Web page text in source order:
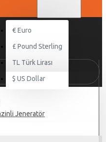
€ Euro
£ Pound Sterling
TL Türk Lirası
$ US Dollar
Jeneratör